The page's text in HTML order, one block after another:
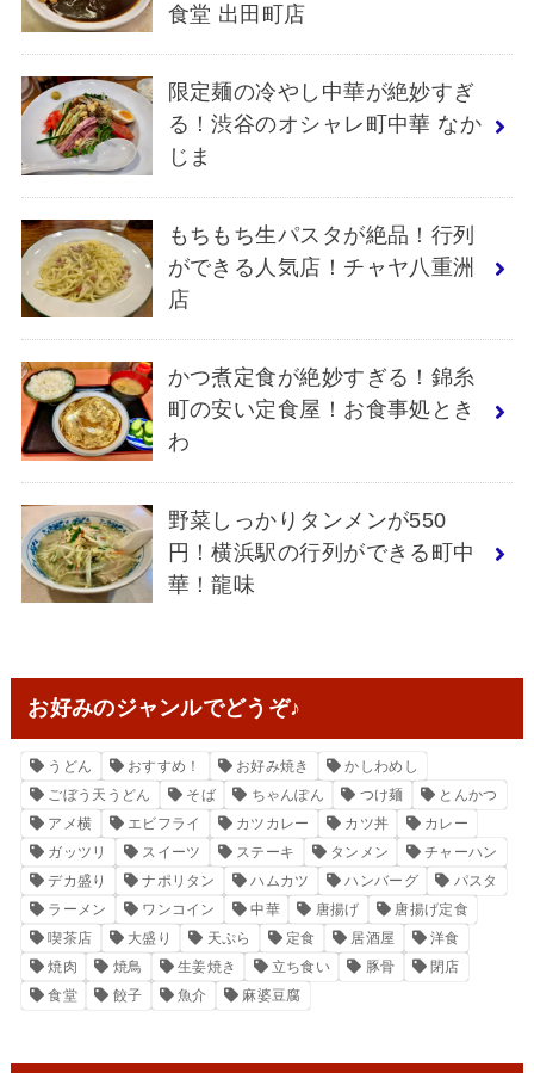
食堂 出田町店
限定麺の冷やし中華が絶妙すぎ
る！渋谷のオシャレ町中華 なか
じま
もちもち生パスタが絶品！行列
ができる人気店！チャヤ八重洲
店
かつ煮定食が絶妙すぎる！錦糸
町の安い定食屋！お食事処とき
わ
野菜しっかりタンメンが550
円！横浜駅の行列ができる町中
華！龍味
お好みのジャンルでどうぞ♪
うどん おすすめ！ お好み焼き
かしわめし
ごぼう天うどん
そば ちゃんぽん つけ麺
とんかつ
アメ横
エビフライ カツカレー カツ丼
カレー
ガッツリ
スイーツ ステーキ タンメン
チャーハン
デカ盛り
ナポリタン ハムカツ ハンバーグ
パスタ
ラーメン
ワンコイン 中華 唐揚げ
唐揚げ定食
喫茶店
大盛り 天ぷら 定食 居酒屋
洋食
焼肉
焼鳥 生姜焼き 立ち食い 豚骨
閉店
食堂
餃子 魚介 麻婆豆腐